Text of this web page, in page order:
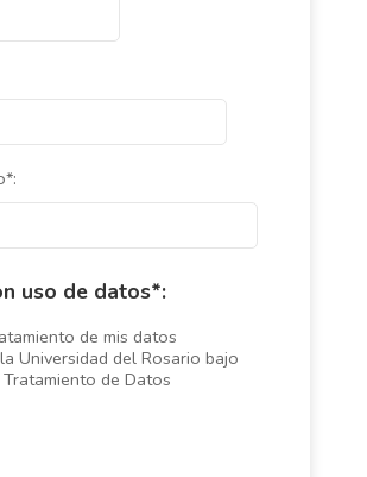
uso de datos*:
de mis datos
Universidad del Rosario bajo
de Datos